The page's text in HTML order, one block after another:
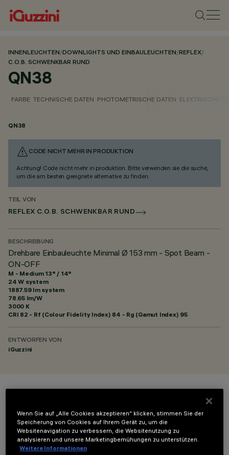
INNENLEUCHTEN/DOWNLIGHTS UND EINBAULEUCHTEN/REFLEX/
C.O.B. SCHWENKBAR RUND
QN38
FARBE TECHNISCHE DATEN PHOTOMETRISCHE DATEN ELEKTRISCHE
QN38
CODE NICHT MEHR IN PRODUKTION
Achtung! Code nicht mehr in produktion. Bitte verwenden sie die suche,
um die am besten geeignete alternative zu finden.
TEIL VON
REFLEX C.O.B. SCHWENKBAR RUND
BESCHREIBUNG
Drehbare Einbauleuchte Minimal Ø 153 mm - Spot Beam -
ON-OFF
M - Medium 13° / 14°
24 W system
1887.59 lm system
78.65 lm/W
3000 K
CRI 82 - Rf (Colour Fidelity Index) 84 - Rg (Gamut Index) 95
ENTWORFEN VON
iGuzzini
Wenn Sie auf „Alle Cookies akzeptieren“ klicken, stimmen Sie der
Speicherung von Cookies auf Ihrem Gerät zu, um die
Websitenavigation zu verbessern, die Websitenutzung zu
analysieren und unsere Marketingbemühungen zu unterstützen.
Weitere Informationen